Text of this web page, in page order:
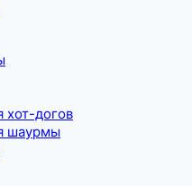
хот-догов
шаурмы